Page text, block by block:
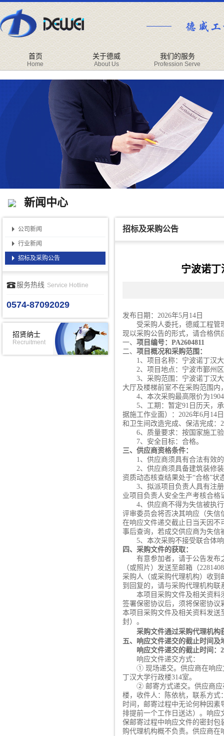
首页
Home
关于德威
About Us
我们的服务
Profession Serve
新闻中心
公司新闻
行业新闻
招标及采购公告
服务热线 Service Hotline
0574-87092029
招贤纳士
Recruitment
招标及采购公告
宁波诺
发布日期： 2026年5月14日
受采购人委托，德威工程管
现以采购公告的形式，请合格供
一、 项目编号： PA2604811
二、 项目概况和采购范围：
1、项目名称：宁波诺丁汉
2、项目地点：宁波市鄞州
3、采购范围：宁波诺丁汉
大厅及楼梯前室不在采购范围内
4、本次采购最高限价为
5、工期： 暂定91日历天，
据施工作业面）：2026年6月14
和卫生间改造完成、保洁完成：
6、质量要求：按国家施工
7、安全目标：合格。
三、供应商资格条件：
1、供应商须具有合法有效
2、供应商须具备建筑装修
资质动态核查结果处于“合格”状
3、拟派项目负责人具有注
业项目负责人安全生产考核合格
4、供应商不得为失信被执
评审委员会将否决其响应（失信
在响应文件递交截止日当天因不
事后查询，若成交供应商为失信
5、本次采购不接受联合体
四、采购文件的获取：
有意参加者，请于公告发布
（或照片）发送至邮箱（
采购人（或采购代理机构）收到
到回复的，请与采购代理机构联
本项目采购文件及相关资料
签署保密协议后，须将保密协议
本项目采购文件及相关资料发送
封）。
采购文件通过采购代理机构
五、响应文件递交的截止时间及
响应文件递交的截止时间：
响应文件递交方式：
① 现场递交。供应商在响应
丁汉大学行政楼314室。
② 邮寄方式递交。供应商应
楼，收件人：陈依杭，联系方式
时间，邮寄过程中无论何种因
排提前一个工作日送达）。响应
保邮寄过程中响应文件的密封包
购代理机构概不负责。供应商